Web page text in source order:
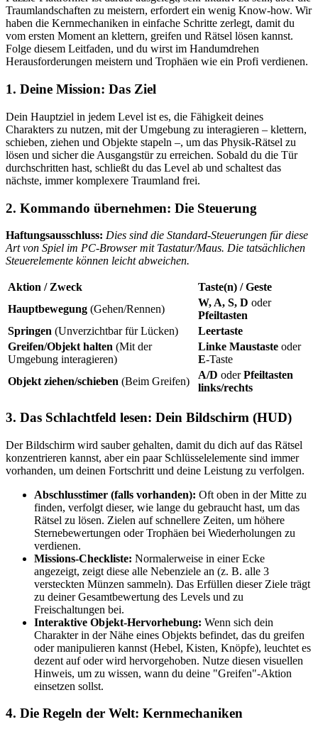
Traumlandschaften zu meistern, erfordert ein wenig Know-how. Wir
haben die Kernmechaniken in einfache Schritte zerlegt, damit du
vom ersten Moment an klettern, greifen und Rätsel lösen kannst.
Folge diesem Leitfaden, und du wirst im Handumdrehen
Herausforderungen meistern und Trophäen wie ein Profi verdienen.
1. Deine Mission: Das Ziel
Dein Hauptziel in jedem Level ist es, die Fähigkeit deines
Charakters zu nutzen, mit der Umgebung zu interagieren – klettern,
schieben, ziehen und Objekte stapeln –, um das Physik-Rätsel zu
lösen und sicher die Ausgangstür zu erreichen. Sobald du die Tür
durchschritten hast, schließt du das Level ab und schaltest das
nächste, immer komplexere Traumland frei.
2. Kommando übernehmen: Die Steuerung
Haftungsausschluss: Dies sind die Standard-Steuerungen für diese
Art von Spiel im PC-Browser mit Tastatur/Maus. Die tatsächlichen
Steuerelemente können leicht abweichen.
Aktion / Zweck
Taste(n) / Geste
Hauptbewegung (Gehen/Rennen)
W, A, S, D oder
Pfeiltasten
Springen (Unverzichtbar für Lücken)
Leertaste
Greifen/Objekt halten (Mit der
Umgebung interagieren)
Linke Maustaste oder
E-Taste
Objekt ziehen/schieben (Beim Greifen)
A/D oderPfeiltasten
links/rechts
3. Das Schlachtfeld lesen: Dein Bildschirm (HUD)
Der Bildschirm wird sauber gehalten, damit du dich auf das Rätsel
konzentrieren kannst, aber ein paar Schlüsselelemente sind immer
vorhanden, um deinen Fortschritt und deine Leistung zu verfolgen.
Abschlusstimer (falls vorhanden): Oft oben in der Mitte zu
finden, verfolgt dieser, wie lange du gebraucht hast, um das
Rätsel zu lösen. Zielen auf schnellere Zeiten, um höhere
Sternebewertungen oder Trophäen bei Wiederholungen zu
verdienen.
Missions-Checkliste: Normalerweise in einer Ecke
angezeigt, zeigt diese alle Nebenziele an (z. B. alle 3
versteckten Münzen sammeln). Das Erfüllen dieser Ziele trägt
zu deiner Gesamtbewertung des Levels und zu
Freischaltungen bei.
Interaktive Objekt-Hervorhebung: Wenn sich dein
Charakter in der Nähe eines Objekts befindet, das du greifen
oder manipulieren kannst (Hebel, Kisten, Knöpfe), leuchtet es
dezent auf oder wird hervorgehoben. Nutze diesen visuellen
Hinweis, um zu wissen, wann du deine "Greifen"-Aktion
einsetzen sollst.
4. Die Regeln der Welt: Kernmechaniken